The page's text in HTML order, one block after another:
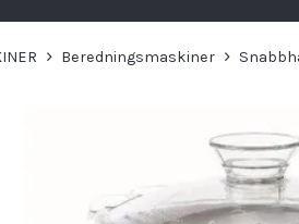
Beredningsmaskiner